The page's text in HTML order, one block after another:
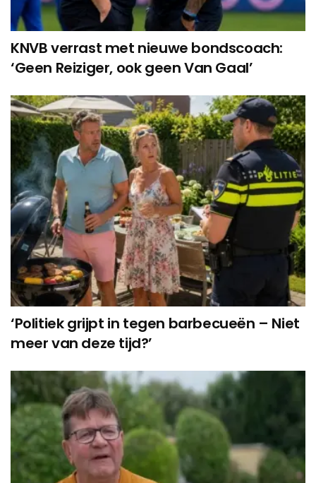
KNVB verrast met nieuwe bondscoach:
‘Geen Reiziger, ook geen Van Gaal’
‘Politiek grijpt in tegen barbecueën – Niet
meer van deze tijd?’